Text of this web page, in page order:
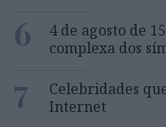
6
4 de agosto de
complexa dos
7
Celebridades
Internet